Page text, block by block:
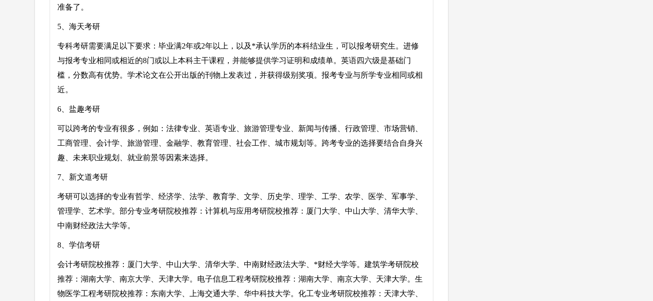
准备了。
5、海天考研
专科考研需要满足以下要求：毕业满2年或2年以上，以及*承认学历的本科结业生，可以报考研究生。进修
与报考专业相同或相近的8门或以上本科主干课程，并能够提供学习证明和成绩单。英语四六级是基础门
槛，分数高有优势。学术论文在公开出版的刊物上发表过，并获得级别奖项。报考专业与所学专业相同或相
近。
6、盐趣考研
可以跨考的专业有很多，例如：法律专业、英语专业、旅游管理专业、新闻与传播、行政管理、市场营销、
工商管理、会计学、旅游管理、金融学、教育管理、社会工作、城市规划等。跨考专业的选择要结合自身兴
趣、未来职业规划、就业前景等因素来选择。
7、新文道考研
考研可以选择的专业有哲学、经济学、法学、教育学、文学、历史学、理学、工学、农学、医学、军事学、
管理学、艺术学。部分专业考研院校推荐：计算机与应用考研院校推荐：厦门大学、中山大学、清华大学、
中南财经政法大学等。
8、学信考研
会计考研院校推荐：厦门大学、中山大学、清华大学、中南财经政法大学、*财经大学等。建筑学考研院校
推荐：湖南大学、南京大学、天津大学。电子信息工程考研院校推荐：湖南大学、南京大学、天津大学。生
物医学工程考研院校推荐：东南大学、上海交通大学、华中科技大学。化工专业考研院校推荐：天津大学、